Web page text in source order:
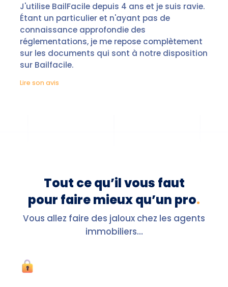
J'utilise BailFacile depuis 4 ans et je suis ravie.
Étant un particulier et n'ayant pas de
connaissance approfondie des
réglementations, je me repose complètement
sur les documents qui sont à notre disposition
sur Bailfacile.
Lire son avis
Tout ce qu’il vous faut
pour faire mieux qu’un pro.
Vous allez faire des jaloux chez les agents
immobiliers…